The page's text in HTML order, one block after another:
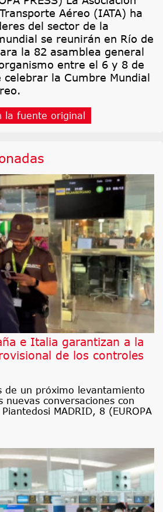
Aéreo (IATA) ha
del sector de la
se reunirán en Río de
la 82 asamblea general
entre el 6 y 8 de
la Cumbre Mundial
la fuente original
e Italia garantizan a la
de los controles
de un próximo levantamiento
nuevas conversaciones con
MADRID, 8 (EUROPA